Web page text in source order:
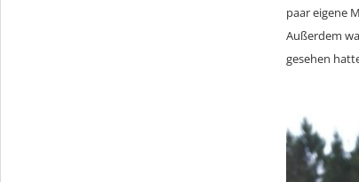
paar eigene
Außerdem
gesehen